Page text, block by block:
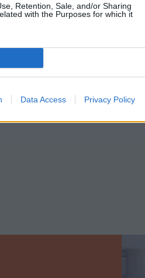
Retention, Sale, and/or Sharing
with the Purposes for which it
Data Access Privacy Policy